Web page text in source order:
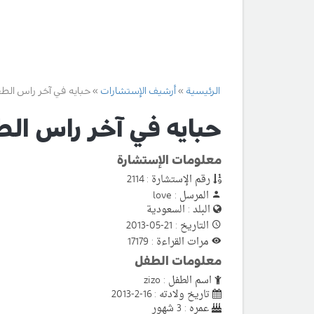
الرئيسية أرشيف الإستشارات حبايه في آخر راس
حبايه في آخر راس
معلومات الإستشارة
رقم الإستشارة : 2114
المرسل : love
البلد : السعودية
التاريخ : 21-05-2013
مرات القراءة : 17179
معلومات الطفل
اسم الطفل : zizo
تاريخ ولادته : 16-2-2013
عمره : 3 شهور